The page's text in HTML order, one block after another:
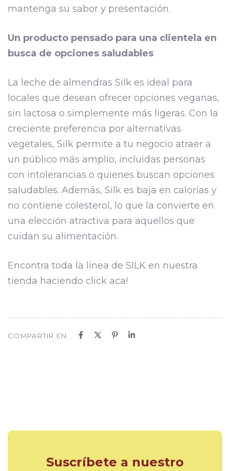
mantenga su sabor y presentación.
Un producto pensado para una clientela en
busca de opciones saludables
La leche de almendras Silk es ideal para
locales que desean ofrecer opciones veganas,
sin lactosa o simplemente más ligeras. Con la
creciente preferencia por alternativas
vegetales, Silk permite a tu negocio atraer a
un público más amplio, incluidas personas
con intolerancias o quienes buscan opciones
saludables. Además, Silk es baja en calorías y
no contiene colesterol, lo que la convierte en
una elección atractiva para aquellos que
cuidan su alimentación.
Encontra toda la línea de SILK en nuestra
tienda haciendo click aca!
COMPARTIR EN
Suscríbete a nuestro